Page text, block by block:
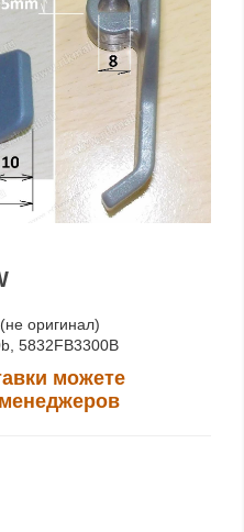
оригинал)
5832FB3300B
можете